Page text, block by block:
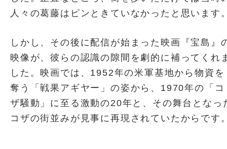
人々の葛藤はピンときていなかったと思います
しかし、その後に配信が始まった映画『宝島』
映像が、彼らの認識の隙間を劇的に補ってくれ
した。映画では、1952年の米軍基地から物資を
奪う「戦果アギヤー」の姿から、1970年の「コ
ザ騒動」に至る激動の20年と、その舞台となっ
コザの街並みが見事に再現されていたからです